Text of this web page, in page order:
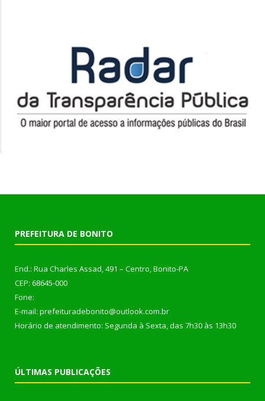
PREFEITURA DE BONITO
End.: Rua Charles Assad, 491 – Centro, Bonito-PA
CEP: 68645-000
Fone:
E-mail: prefeituradebonito@outlook.com.br
Horário de atendimento: Segunda à Sexta, das 7h30 às 13h30
ÚLTIMAS PUBLICAÇÕES